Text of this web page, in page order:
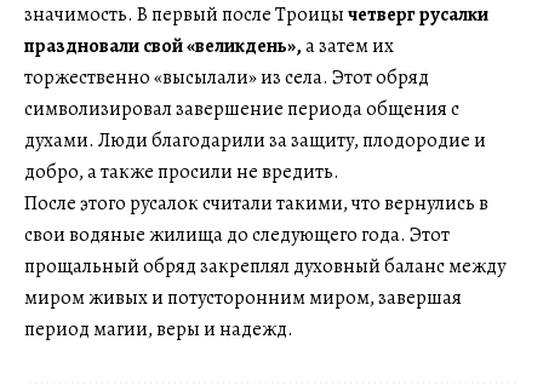
значимость. В первый после Троицычетверг русалки
праздновали свой «великдень»,а затем их
торжественно «высылали» из села. Этот обряд
символизировал завершение периода общения с
духами. Люди благодарили за защиту, плодородие и
добро, а также просили не вредить.
После этого русалок считали такими, что вернулись в
свои водяные жилища до следующего года. Этот
прощальный обряд закреплял духовный баланс между
миром живых и потусторонним миром, завершая
период магии, веры и надежд.